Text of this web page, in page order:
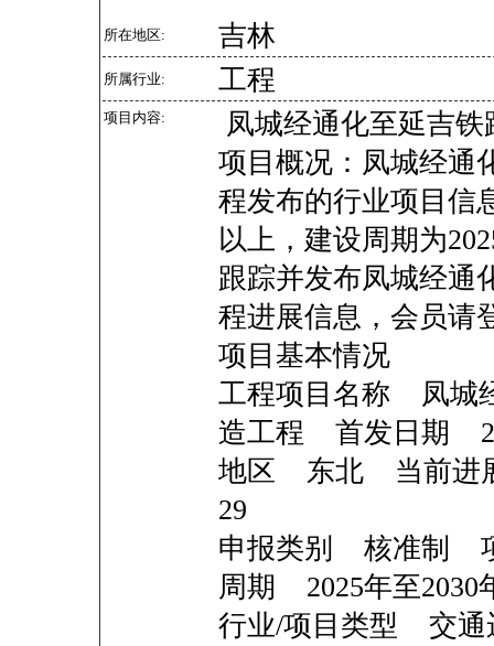
所在地区: 吉林
所属行业: 工程
项目内容:
凤城经通化至延吉
项目概况：凤城经通
程发布的行业项目信
以上，建设周期为
跟踪并发布凤城经通
程进展信息，会员请
项目基本情况
工程项目名称 凤城
造工程 首发日期
地区 东北 当前进
29
申报类别 核准制
周期 2025年至2030
行业/项目类型 交通